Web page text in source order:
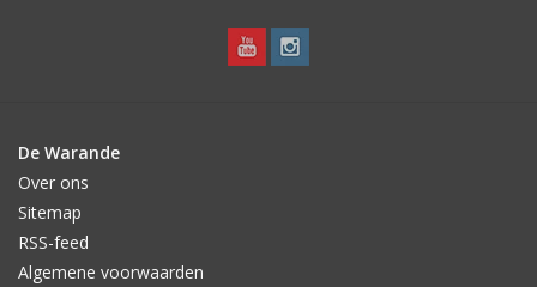
De Warande
Over ons
Sitemap
RSS-feed
Algemene voorwaarden